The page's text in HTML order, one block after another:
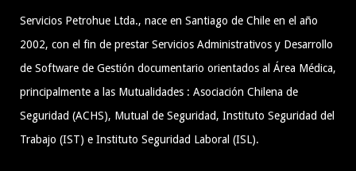
Servicios Petrohue Ltda., nace en Santiago de Chile en el año
2002, con el fin de prestar Servicios Administrativos y Desarrollo
de Software de Gestión documentario orientados al Área Médica,
principalmente a las Mutualidades : Asociación Chilena de
Seguridad (ACHS), Mutual de Seguridad, Instituto Seguridad del
Trabajo (IST) e Instituto Seguridad Laboral (ISL).